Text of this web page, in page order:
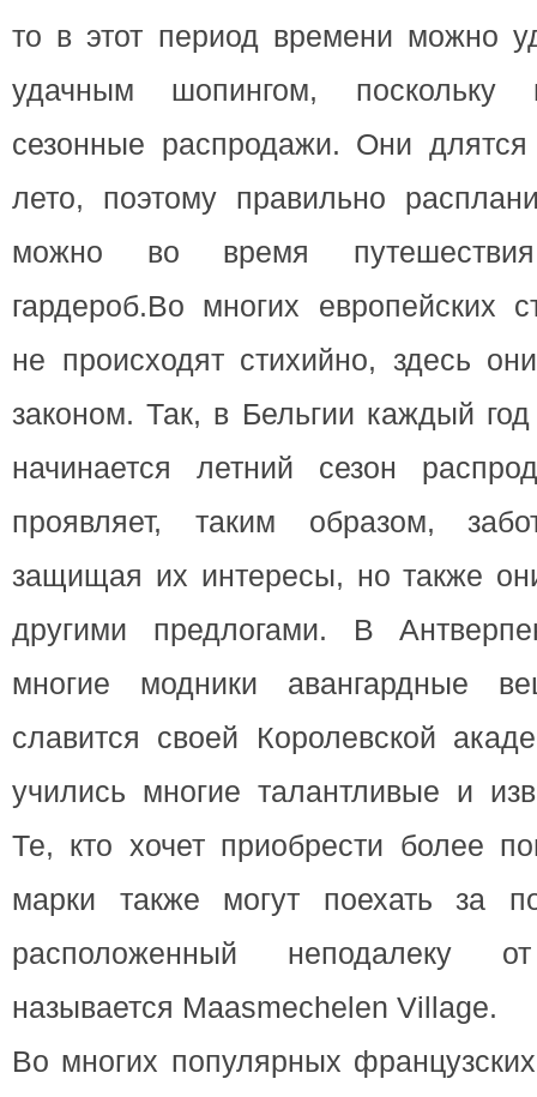
то в этот период времени можно
удачным шопингом, поскольку
сезонные распродажи. Они длятся
лето, поэтому правильно
можно во время
гардероб.Во многих европейских
не происходят стихийно, здесь
законом. Так, в Бельгии каждый
начинается летний сезон
проявляет, таким образом,
защищая их интересы, но также
другими предлогами. В
многие модники авангардные
славится своей Королевской
учились многие талантливые и
Те, кто хочет приобрести более
марки также могут поехать за
расположенный неподалеку
называется Maasmechelen Village.
Во многих популярных